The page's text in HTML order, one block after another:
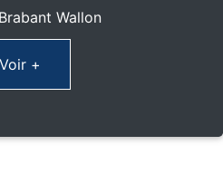
Wallon
Voir +